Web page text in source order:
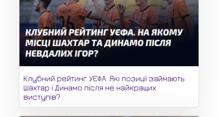
Клубний рейтинг УЄФА: Які позиції займають
Шахтар і Динамо після не найкращих
виступів?